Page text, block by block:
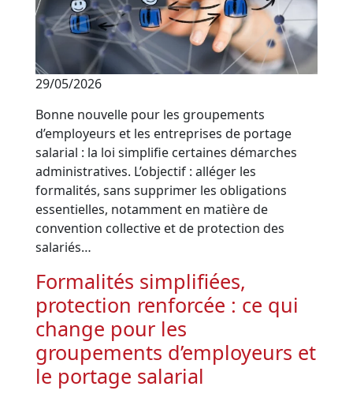
29/05/2026
Bonne nouvelle pour les groupements
d’employeurs et les entreprises de portage
salarial : la loi simplifie certaines démarches
administratives. L’objectif : alléger les
formalités, sans supprimer les obligations
essentielles, notamment en matière de
convention collective et de protection des
salariés…
Formalités simplifiées,
protection renforcée : ce qui
change pour les
groupements d’employeurs et
le portage salarial